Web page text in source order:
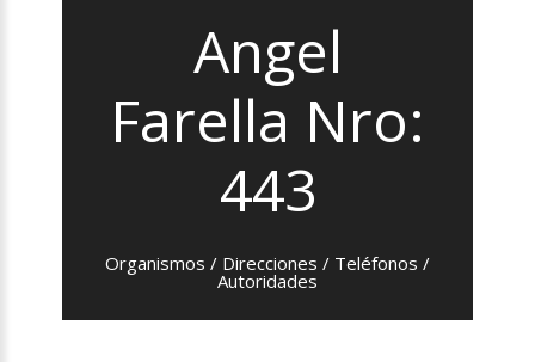
Angel
Farella Nro:
443
Organismos / Direcciones / Teléfonos /
Autoridades